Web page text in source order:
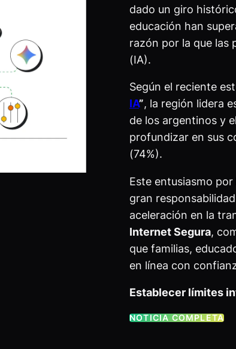
dado un giro
educación han
razón por la que las
(IA).
Según el reciente
IA”, la región lidera
de los argentinos y
profundizar en sus
(74%).
Este entusiasmo
gran
aceleración en la
Internet Segura,
que familias,
en línea con
Establecer límites
NOTICIA COMPLETA